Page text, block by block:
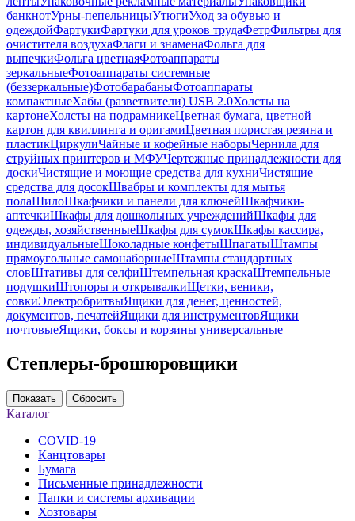
банкнотУрны-пепельницыУтюгиУход за обувью и
одеждойФартукиФартуки для уроков трудаФетрФильтры для
очистителя воздухаФлаги и знаменаФольга для
выпечкиФольга цветнаяФотоаппараты
зеркальныеФотоаппараты системные
(беззеркальные)ФотобарабаныФотоаппараты
компактныеХабы (разветвители) USB 2.0Холсты на
картонеХолсты на подрамникеЦветная бумага, цветной
картон для квиллинга и оригамиЦветная пористая резина и
пластикЦиркулиЧайные и кофейные наборыЧернила для
струйных принтеров и МФУЧертежные принадлежности для
доскиЧистящие и моющие средства для кухниЧистящие
средства для досокШвабры и комплекты для мытья
полаШилоШкафчики и панели для ключейШкафчики-
аптечкиШкафы для дошкольных учрежденийШкафы для
одежды, хозяйственныеШкафы для сумокШкафы кассира,
индивидуальныеШоколадные конфетыШпагатыШтампы
прямоугольные самонаборныеШтампы стандартных
словШтативы для селфиШтемпельная краскаШтемпельные
подушкиШтопоры и открывалкиЩетки, веники,
совкиЭлектробритвыЯщики для денег, ценностей,
документов, печатейЯщики для инструментовЯщики
почтовыеЯщики, боксы и корзины универсальные
Степлеры-брошюровщики
Показать Сбросить
Каталог
COVID-19
Канцтовары
Бумага
Письменные принадлежности
Папки и системы архивации
Хозтовары